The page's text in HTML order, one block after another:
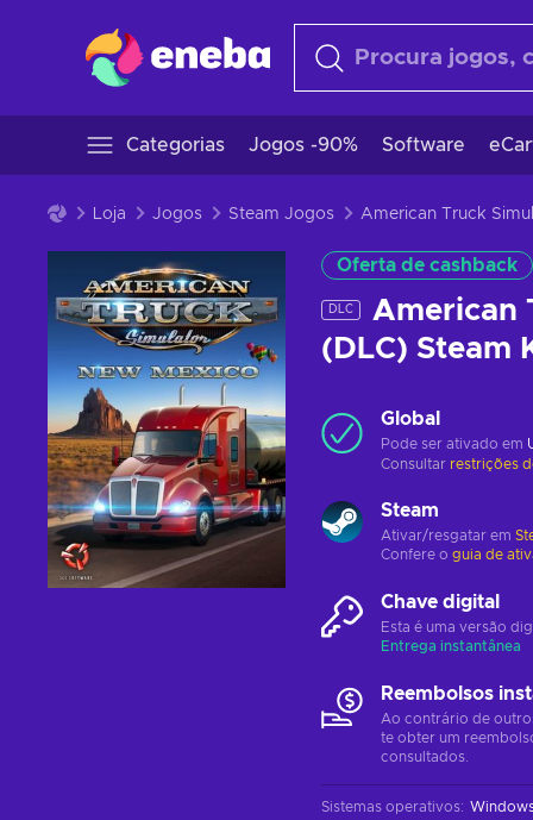
Categorias Jogos -90% Software
Loja Jogos Steam Jogos American Truck
Oferta de cashback
DLC
American
(DLC) Steam
Global
Pode ser ativado em
Consultar restrições
Steam
Ativar/resgatar em
Confere o guia de
Chave digital
Esta é uma versão
Entrega instantânea
Reembolsos
Ao contrário de
te obter um
consultados.
Sistemas operativos: